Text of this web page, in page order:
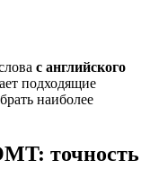
с английского
подходящие
наиболее
точность